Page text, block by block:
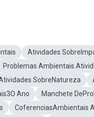
Atividades
Problemas Ambientais
SobreNatureza
Ano
Manchete
CoferenciasAmbientais